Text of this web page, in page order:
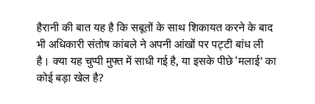
हैरानी की बात यह है कि सबूतों के साथ शिकायत करने के बाद
भी अधिकारी संतोष कांबले ने अपनी आंखों पर पट्टी बांध ली
है। क्या यह चुप्पी मुफ्त में साधी गई है, या इसके पीछे ‘मलाई’ का
कोई बड़ा खेल है?